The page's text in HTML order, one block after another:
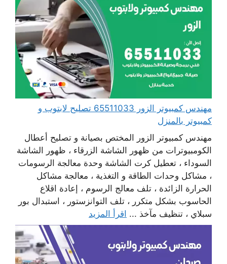
مهندس كمبيوتر الزور 65511033 تصليح لابتوب و
كمبيوتر بالمنزل
مهندس كمبيوتر الزور المختص بصيانة و تصليح أعطال
الكومبيوترات من ظهور الشاشة الزرقاء ، ظهور الشاشة
السوداء ، تعطيل كرت الشاشة وحدة معالجة الرسومات
، مشاكل وحدات الطاقة و التغذية ، معالجة مشاكل
الحرارة الزائدة ، تلف معالج الرسوم ، إعادة اقلاع
الحاسوب بشكل متكرر ، تلف التوانزستور ، استبدال بور
سبلاي ، تنظيف مآخذ ... اقرأ المزيد